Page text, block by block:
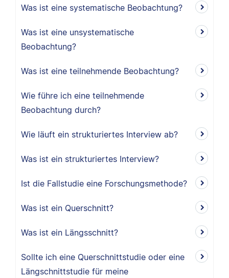
Was ist eine systematische Beobachtung?
Was ist eine unsystematische
Beobachtung?
Was ist eine teilnehmende Beobachtung?
Wie führe ich eine teilnehmende
Beobachtung durch?
Wie läuft ein strukturiertes Interview ab?
Was ist ein strukturiertes Interview?
Ist die Fallstudie eine Forschungsmethode?
Was ist ein Querschnitt?
Was ist ein Längsschnitt?
Sollte ich eine Querschnittstudie oder eine
Längschnittstudie für meine